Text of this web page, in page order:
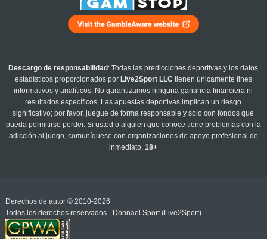
Descargo de responsabilidad : Todas las predicciones deportivas y los datos
estadísticos proporcionados por Live2Sport LLC tienen únicamente fines
informativos y analíticos. No garantizamos ninguna ganancia financiera ni
resultados específicos. Las apuestas deportivas implican un riesgo
significativo; por favor, juegue de forma responsable y solo con fondos que
pueda permitirse perder. Si usted o alguien que conoce tiene problemas con la
adicción al juego, comuníquese con organizaciones de apoyo profesional de
inmediato.18+
Derechos de autor © 2010-2026
Todos los derechos reservados - Donnael Sport (Live2Sport)